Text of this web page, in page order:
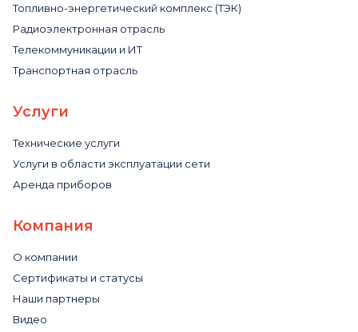
Топливно-энергетический комплекс (ТЭК)
Радиоэлектронная отрасль
Телекоммуникации и ИТ
Транспортная отрасль
Услуги
Технические услуги
Услуги в области эксплуатации сети
Аренда приборов
Компания
О компании
Сертификаты и статусы
Наши партнеры
Видео